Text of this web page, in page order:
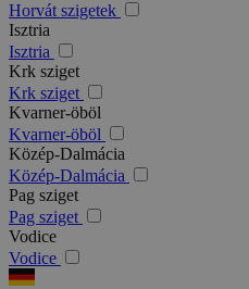
Horvát szigetek
Isztria
Isztria
Krk sziget
Krk sziget
Kvarner-öböl
Kvarner-öböl
Közép-Dalmácia
Közép-Dalmácia
Pag sziget
Pag sziget
Vodice
Vodice